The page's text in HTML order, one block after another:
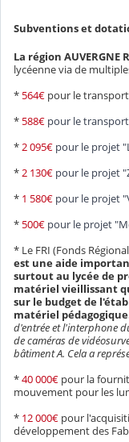
Subventions et
La région AUVERGNE
lycéenne via de
* 564€ pour le
* 588€ pour le
*2 095€ pour le projet
*2 130€ pour le projet
* 1 580€ pour le projet
* 500€ pour le projet
* Le FRI (Fonds
est une aide
surtout au lycée de
matériel vieillissant
sur le budget de
matériel
d'entrée et l'interphone
de caméras de
bâtiment A. Cela a
*40 000€ pour la
mouvement pour les
* 12 000€ pour
développement des